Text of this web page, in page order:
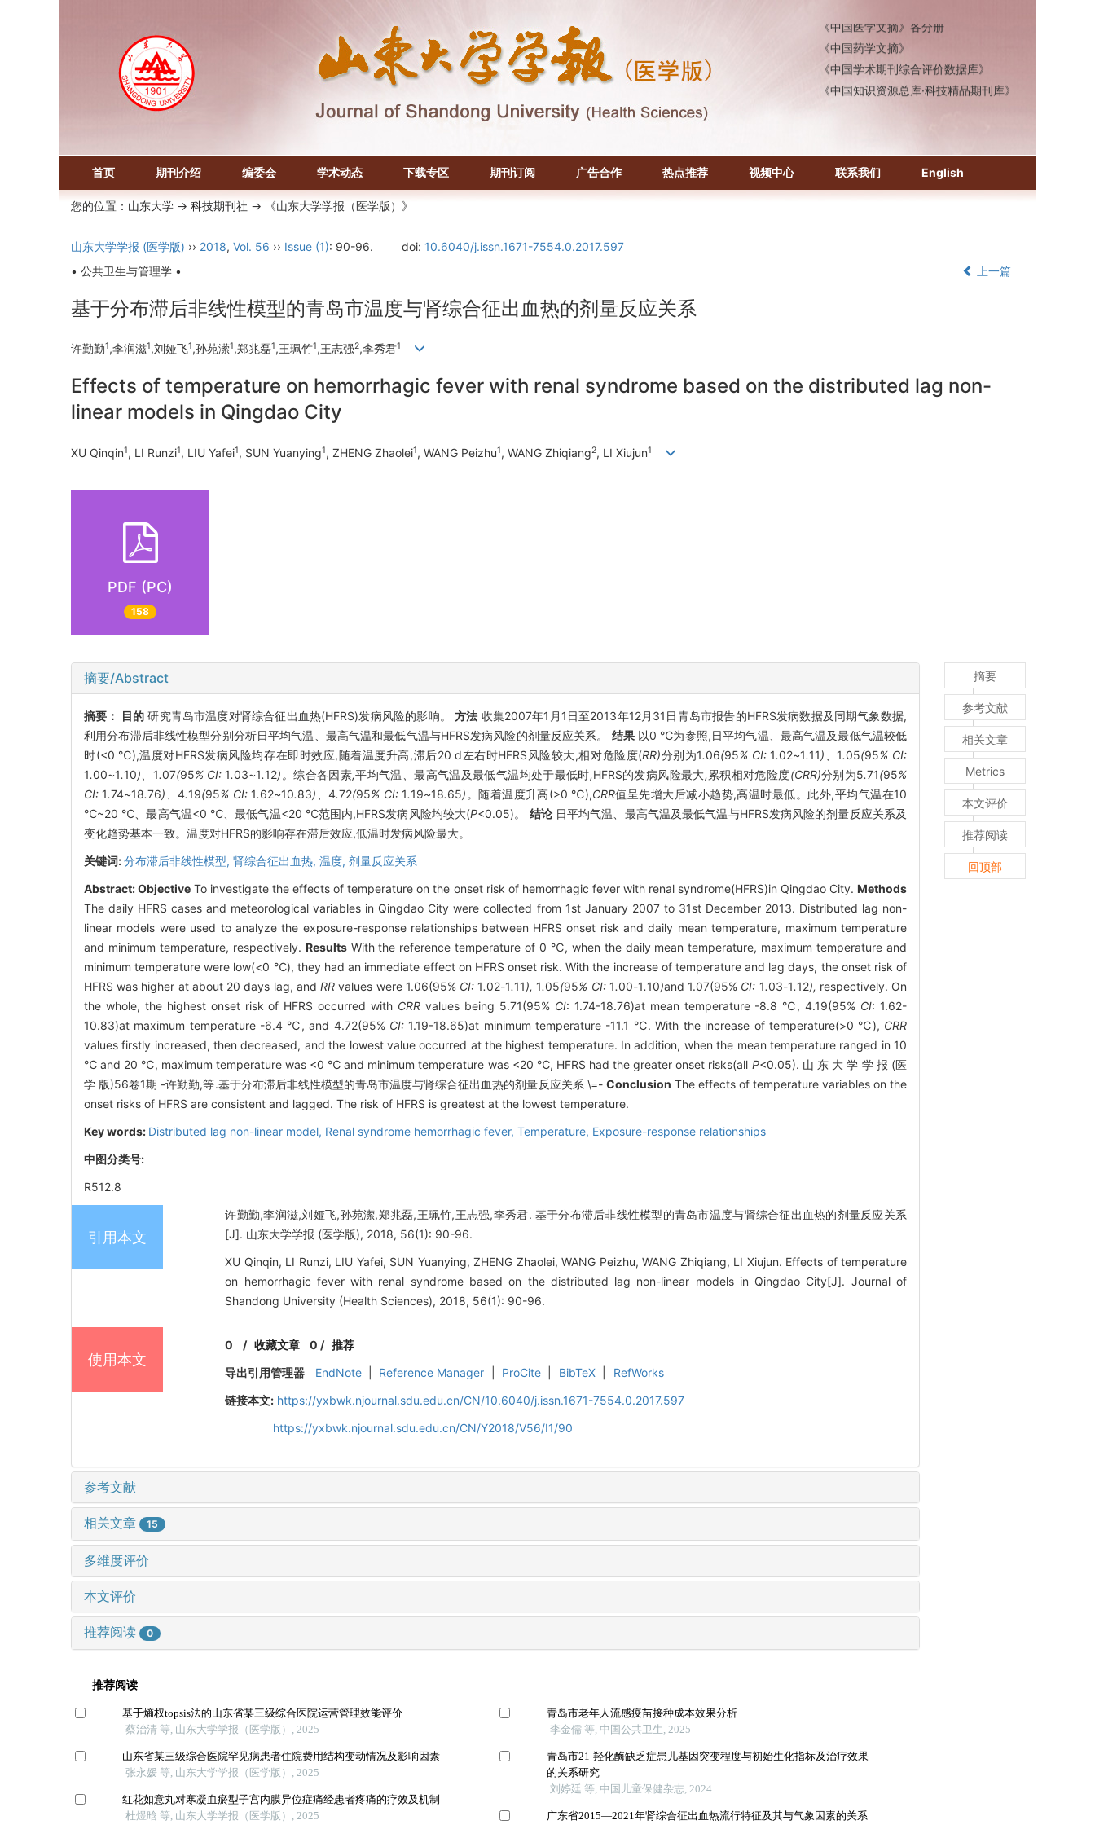
《中国药学文摘》
《中国学术期刊综合评价数据库》
《中国知识资源总库·科技精品期刊库》
首页 期刊介绍 编委会 学术动态 下载专区 期刊订阅 广告合作 热点推荐 视频中心 联系我们 English
您的位置： 山东大学 -> 科技期刊社 -> 《山东大学学报（医学版）》
山东大学学报 (医学版) ›› 2018, Vol. 56 ›› Issue (1): 90-96. doi: 10.6040/j.issn.1671-7554.0.2017.597
• 公共卫生与管理学 •
上一篇
基于分布滞后非线性模型的青岛市温度与肾综合征出血热的剂量反应关系
许勤勤1,李润滋1,刘娅飞1,孙苑潆1,郑兆磊1,王珮竹1,王志强2,李秀君1
Effects of temperature on hemorrhagic fever with renal syndrome based on the distributed lag non-
linear models in Qingdao City
XU Qinqin1, LI Runzi1, LIU Yafei1, SUN Yuanying1, ZHENG Zhaolei1, WANG Peizhu1, WANG Zhiqiang2, LI Xiujun1
PDF (PC)
158
摘要/Abstract
摘要： 目的 研究青岛市温度对肾综合征出血热(HFRS)发病风险的影响。方法 收集2007年1月1日至2013年12月31日青岛市报告的HFRS发病数据及同期气象数据,
利用分布滞后非线性模型分别分析日平均气温、最高气温和最低气温与HFRS发病风险的剂量反应关系。 结果以0 ℃为参照,日平均气温、最高气温及最低气温较低
时(<0 ℃),温度对HFRS发病风险均存在即时效应,随着温度升高,滞后20 d左右时HFRS风险较大,相对危险度(RR)分别为1.06(95% CI: 1.02~1.11)、 1.05(95% CI:
1.00~1.10)、 1.07(95% CI: 1.03~1.12)。综合各因素,平均气温 、最高气温及最低气温均处于最低时,HFRS的发病风险最大,累积相对危险度(CRR)分别为5.71(95%
CI: 1.74~18.76)、4.19(95% CI: 1.62~10.83)、4.72(95% CI: 1.19~18.65)。随着温度升高(>0 ℃),CRR值呈先增大后减小趋势,高温时最低。此外,平均气温在10
℃~20 ℃、最高气温<0 ℃、最低气温<20 ℃范围内,HFRS发病风险均较大(P<0.05)。 结论日平均气温、最高气温及最低气温与HFRS发病风险的剂量反应关系及
变化趋势基本一致。温度对HFRS的影响存在滞后效应,低温时发病风险最大。
关键词:分布滞后非线性模型, 肾综合征出血热, 温度, 剂量反应关系
Abstract:Objective To investigate the effects of temperature on the onset risk of hemorrhagic fever with renal syndrome(HFRS)in Qingdao City.Methods
The daily HFRS cases and meteorological variables in Qingdao City were collected from 1st January 2007 to 31st December 2013. Distributed lag non-
linear models were used to analyze the exposure-response relationships between HFRS onset risk and daily mean temperature, maximum temperature
and minimum temperature, respectively. ResultsWith the reference temperature of 0 ℃, when the daily mean temperature, maximum temperature and
minimum temperature were low(<0 ℃), they had an immediate effect on HFRS onset risk. With the increase of temperature and lag days, the onset risk of
HFRS was higher at about 20 days lag, andRRvalues were 1.06(95% CI: 1.02-1.11), 1.05(95% CI: 1.00-1.10)and 1.07(95% CI: 1.03-1.12), respectively. On
the whole, the highest onset risk of HFRS occurred with CRR values being 5.71(95% CI: 1.74-18.76)at mean temperature -8.8 ℃, 4.19(95% CI: 1.62-
10.83)at maximum temperature -6.4 ℃, and 4.72(95% CI: 1.19-18.65)at minimum temperature -11.1 ℃. With the increase of temperature(>0 ℃), CRR
values firstly increased, then decreased, and the lowest value occurred at the highest temperature. In addition, when the mean temperature ranged in 10
℃ and 20 ℃, maximum temperature was <0 ℃ and minimum temperature was <20 ℃, HFRS had the greater onset risks(all P<0.05). 山 东 大 学 学 报 (医
学 版)56卷1期 -许勤勤,等.基于分布滞后非线性模型的青岛市温度与肾综合征出血热的剂量反应关系 \=- Conclusion The effects of temperature variables on the
onset risks of HFRS are consistent and lagged. The risk of HFRS is greatest at the lowest temperature.
Key words: Distributed lag non-linear model, Renal syndrome hemorrhagic fever, Temperature, Exposure-response relationships
中图分类号:
R512.8
引用本文
许勤勤,李润滋,刘娅飞,孙苑潆,郑兆磊,王珮竹,王志强,李秀君. 基于分布滞后非线性模型的青岛市温度与肾综合征出血热的剂量反应关系
[J]. 山东大学学报 (医学版), 2018, 56(1): 90-96.
XU Qinqin, LI Runzi, LIU Yafei, SUN Yuanying, ZHENG Zhaolei, WANG Peizhu, WANG Zhiqiang, LI Xiujun. Effects of temperature
on hemorrhagic fever with renal syndrome based on the distributed lag non-linear models in Qingdao City[J]. Journal of
Shandong University (Health Sciences), 2018, 56(1): 90-96.
使用本文
0 /收藏文章 0 / 推荐
导出引用管理器
EndNote Reference Manager ProCite BibTeX
RefWorks
链接本文: https://yxbwk.njournal.sdu.edu.cn/CN/10.6040/j.issn.1671-7554.0.2017.597
https://yxbwk.njournal.sdu.edu.cn/CN/Y2018/V56/I1/90
参考文献
相关文章 15
多维度评价
本文评价
推荐阅读 0
摘要
参考文献
相关文章
Metrics
本文评价
推荐阅读
回顶部